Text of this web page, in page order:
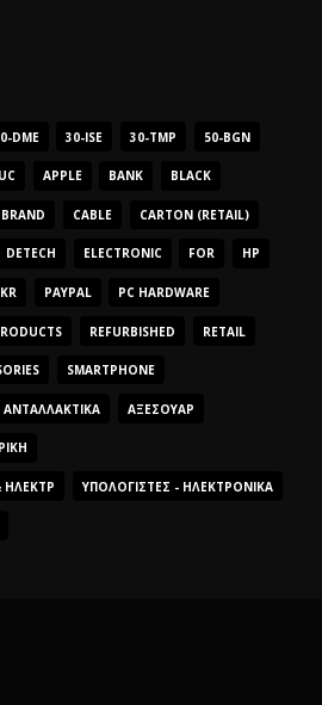
DME 30-ISE 30-TMP 50-BGN
APPLE BANK BLACK
BRAND CABLE CARTON (RETAIL)
DETECH ELECTRONIC FOR HP
PAYPAL PC HARDWARE
REFURBISHED RETAIL
SMARTPHONE
ΑΝΤΑΛΛΑΚΤΙΚΆ ΑΞΕΣΟΥΆΡ
ΗΛΕΚΤΡ ΥΠΟΛΟΓΙΣΤΈΣ - ΗΛΕΚΤΡΟΝΙΚΆ